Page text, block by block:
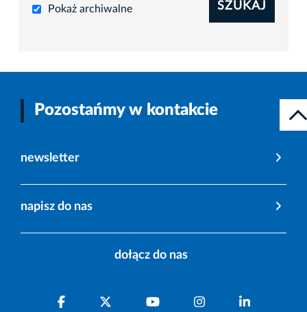
Pokaż archiwalne SZUKAJ
Pozostańmy w kontakcie
newsletter
napisz do nas
dołącz do nas